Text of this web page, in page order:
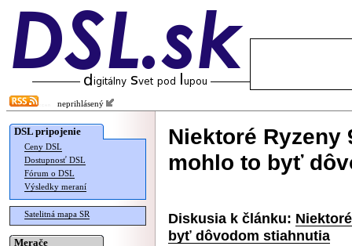
neprihlásený
DSL pripojenie
Ceny DSL
Dostupnosť DSL
Fórum o DSL
Výsledky meraní
Satelitná mapa SR
Merače
Niektoré Ryzeny
mohlo to byť
Diskusia k článku:
byť dôvodom stiahnutia